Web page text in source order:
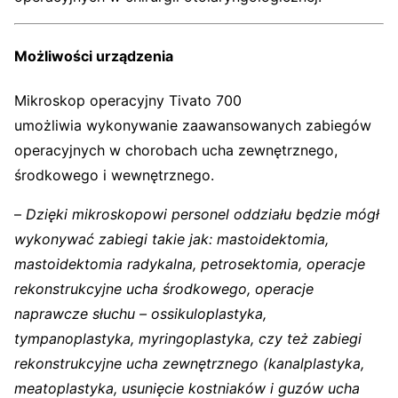
Możliwości urządzenia
Mikroskop operacyjny Tivato 700
umożliwia wykonywanie zaawansowanych zabiegów
operacyjnych w chorobach ucha zewnętrznego,
środkowego i wewnętrznego.
– Dzięki mikroskopowi personel oddziału będzie mógł
wykonywać zabiegi takie jak: mastoidektomia,
mastoidektomia radykalna, petrosektomia, operacje
rekonstrukcyjne ucha środkowego, operacje
naprawcze słuchu – ossikuloplastyka,
tympanoplastyka, myringoplastyka, czy też zabiegi
rekonstrukcyjne ucha zewnętrznego (kanalplastyka,
meatoplastyka, usunięcie kostniaków i guzów ucha